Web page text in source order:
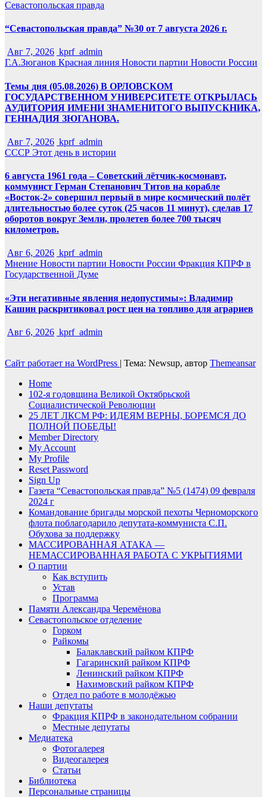
Севастопольская правда
“Севастопольская правда” №30 от 7 августа 2026 г.
Авг 7, 2026 kprf_admin
Г.А.Зюганов Красная линия Новости партии Новости России
Темы дня (05.08.2026) В ОРЛОВСКОМ
ГОСУДАРСТВЕННОМ УНИВЕРСИТЕТЕ ОТКРЫЛАСЬ
АУДИТОРИЯ ИМЕНИ ЗНАМЕНИТОГО ВЫПУСКНИКА,
ГЕННАДИЯ ЗЮГАНОВА.
Авг 7, 2026 kprf_admin
СССР Этот день в истории
6 августа 1961 года – Советский лётчик-космонавт,
коммунист Герман Степанович Титов на корабле
«Восток-2» совершил первый в мире космический полёт
длительностью более суток (25 часов 11 минут), сделав 17
оборотов вокруг Земли, пролетев более 700 тысяч
километров.
Авг 6, 2026 kprf_admin
Мнение Новости партии Новости России Фракция КПРФ в
Государственной Думе
«Эти негативные явления недопустимы»: Владимир
Кашин раскритиковал рост цен на топливо для аграриев
Авг 6, 2026 kprf_admin
Сайт работает на WordPress | Тема: Newsup, автор Themeansar
Home
102-я годовщина Великой Октябрьской
Социалистической Революции
25 ЛЕТ ЛКСМ РФ: ИДЕЯМ ВЕРНЫ, БОРЕМСЯ ДО
ПОЛНОЙ ПОБЕДЫ!
Member Directory
My Account
My Profile
Reset Password
Sign Up
Газета “Севастопольская правда” №5 (1474) 09 февраля
2024 г
Командование бригады морской пехоты Черноморского
флота поблагодарило депутата-коммуниста С.П.
Обухова за поддержку
МАССИРОВАННАЯ АТАКА —
НЕМАССИРОВАННАЯ РАБОТА С УКРЫТИЯМИ
О партии
Как вступить
Устав
Программа
Памяти Александра Черемёнова
Севастопольское отделение
Горком
Райкомы
Балаклавский райком КПРФ
Гагаринский райком КПРФ
Ленинский райком КПРФ
Нахимовский райком КПРФ
Отдел по работе в молодёжью
Наши депутаты
Фракция КПРФ в законодательном собрании
Местные депутаты
Медиатека
Фотогалерея
Видеогалерея
Статьи
Библиотека
Персональные страницы